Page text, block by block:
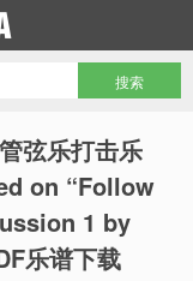
弦乐打击乐
on “Follow
1 by
乐谱下载